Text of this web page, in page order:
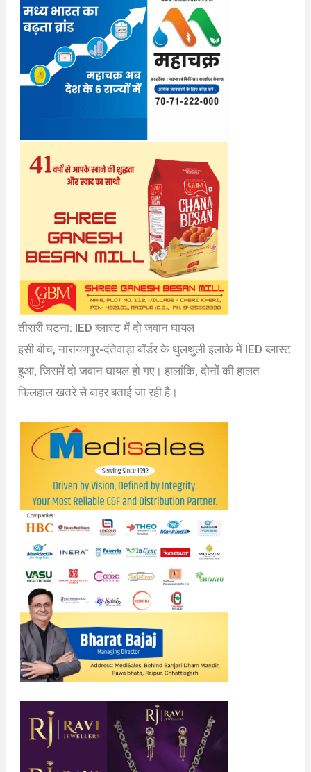
तीसरी घटना: IED ब्लास्ट में दो जवान घायल
इसी बीच, नारायणपुर-दंतेवाड़ा बॉर्डर के थुलथुली इलाके में IED ब्लास्ट
हुआ, जिसमें दो जवान घायल हो गए। हालांकि, दोनों की हालत
फिलहाल खतरे से बाहर बताई जा रही है।